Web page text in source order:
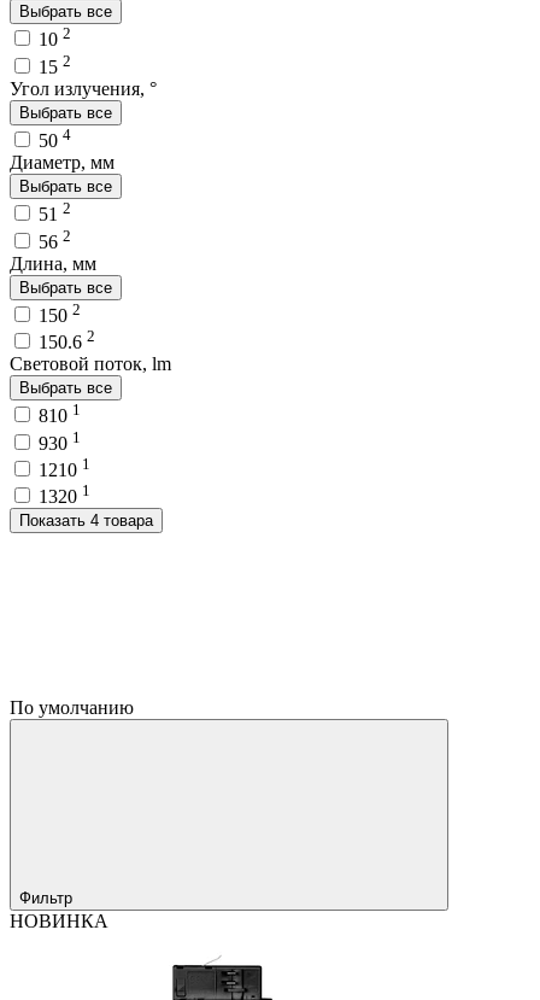
Выбрать все
10 2
15 2
Угол излучения, °
Выбрать все
50 4
Диаметр, мм
Выбрать все
51 2
56 2
Длина, мм
Выбрать все
150 2
150.6 2
Световой поток, lm
Выбрать все
810 1
930 1
1210 1
1320 1
Показать 4 товара
По умолчанию
Фильтр
НОВИНКА